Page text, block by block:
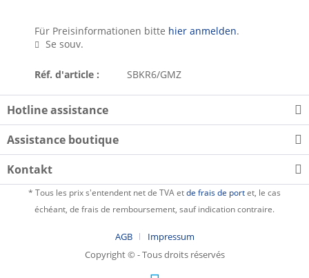
Für Preisinformationen bitte hier anmelden.
Se souv.
Réf. d'article : SBKR6/GMZ
Hotline assistance
Assistance boutique
Kontakt
* Tous les prix s'entendent net de TVA etde frais de portet, le cas
échéant, de frais de remboursement, sauf indication contraire.
AGB
Impressum
Copyright © - Tous droits réservés